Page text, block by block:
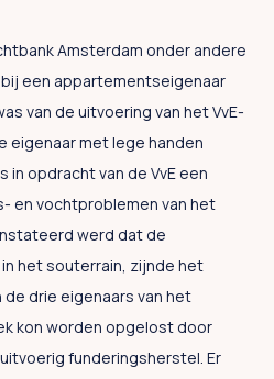
Amsterdam onder andere
een appartementseigenaar
van de uitvoering van het VvE-
eigenaar met lege handen
in opdracht van de VvE een
en vochtproblemen van het
werd dat de
het souterrain, zijnde het
drie eigenaars van het
kon worden opgelost door
funderingsherstel. Er